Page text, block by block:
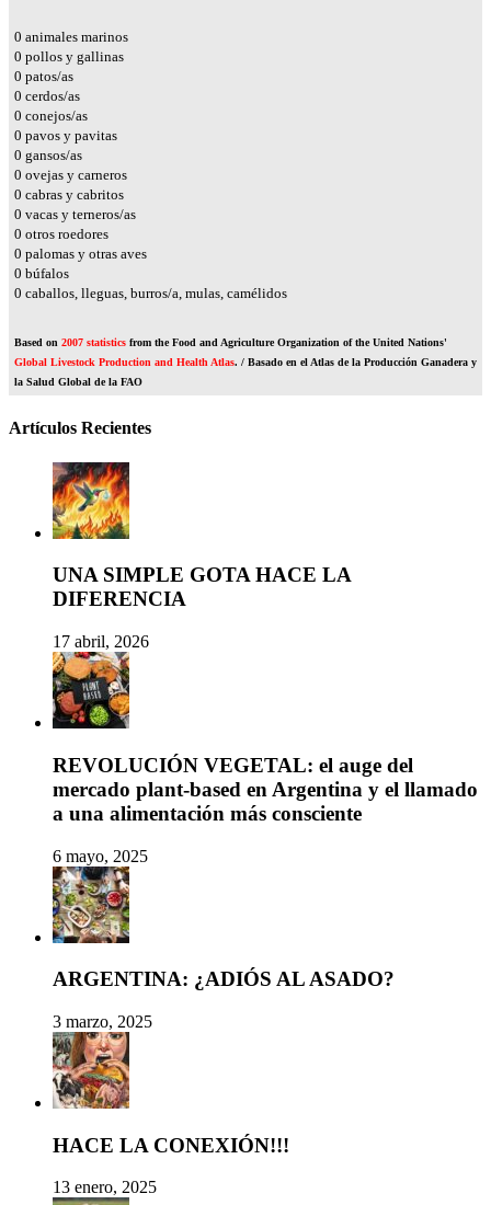
0 animales marinos
0 pollos y gallinas
0 patos/as
0 cerdos/as
0 conejos/as
0 pavos y pavitas
0 gansos/as
0 ovejas y carneros
0 cabras y cabritos
0 vacas y terneros/as
0 otros roedores
0 palomas y otras aves
0 búfalos
0 caballos, lleguas, burros/a, mulas, camélidos
Based on 2007 statistics from the Food and Agriculture Organization of the United Nations'
Global Livestock Production and Health Atlas. / Basado en el Atlas de la Producción Ganadera y
la Salud Global de la FAO
Artículos Recientes
UNA SIMPLE GOTA HACE LA
DIFERENCIA
17 abril, 2026
REVOLUCIÓN VEGETAL: el auge del
mercado plant-based en Argentina y el llamado
a una alimentación más consciente
6 mayo, 2025
ARGENTINA: ¿ADIÓS AL ASADO?
3 marzo, 2025
HACE LA CONEXIÓN!!!
13 enero, 2025